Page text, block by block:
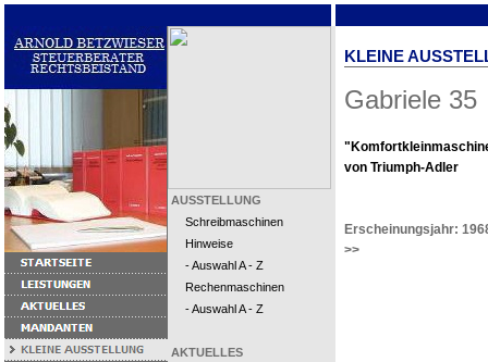
AUSSTELLUNG
Schreibmaschinen
Hinweise
- Auswahl A - Z
Rechenmaschinen
- Auswahl A - Z
AKTUELLES
KLEINE
Gabriele 35
von Triumph-Adler
Erscheinungsjahr:
>>